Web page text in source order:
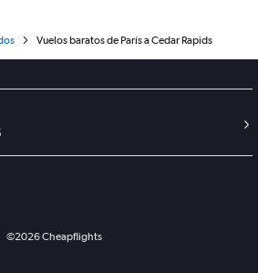
Vuelos baratos de París a Cedar Rapids
©2026Cheapflights